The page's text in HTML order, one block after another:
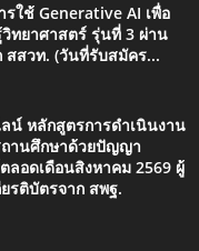
ใช้ Generative AI เพื่อ
ทยาศาสตร์ รุ่นที่ 3 ผ่าน
สสวท. (วันที่รับสมัคร...
น์ หลักสูตรการดำเนินงาน
านศึกษาด้วยปัญญา
ลอดเดือนสิงหาคม 2569 ผู้
รติบัตรจาก สพฐ.